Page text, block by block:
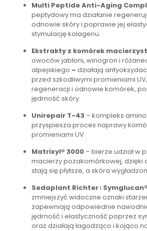
Multi Peptide Anti-Aging
peptydowy ma działanie
odnowie skóry i poprawie jej
stymulację kolagenu.
Ekstrakty z komórek
owoców jabłoni, winogron i
alpejskiego – działają
przed szkodliwymi promieniami
regeneracji i odnowie komórek,
jędrność skóry.
Unirepair T-43 – kompleks
przyspiesza proces naprawy
promieniami UV
Matrixyl® 3000 – bierze udział w
macierzy pozakomórkowej, dzięki
stają się płytsze, a skóra
Sedaplant Richteri Symglucan®
zmniejszyć widoczne oznaki
zapewniają odpowiednie
jędrność i elastyczność poprzez
oraz działają łagodząco i kojąco